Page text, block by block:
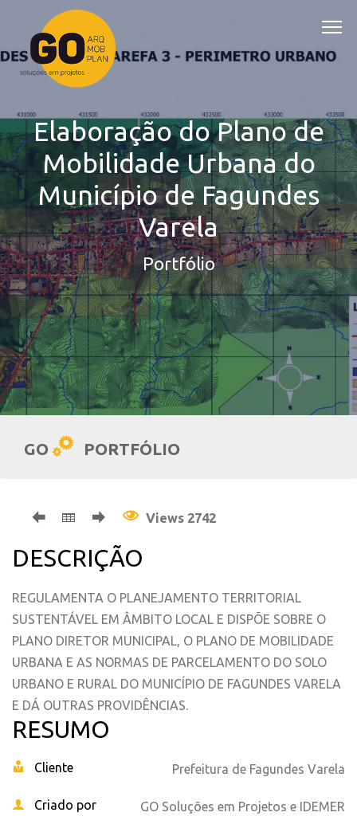
Elaboração do Plano de
Mobilidade Urbana do
Município de Fagundes
Varela
Portfólio
GO PORTFÓLIO
Views 2742
DESCRIÇÃO
REGULAMENTA O PLANEJAMENTO TERRITORIAL
SUSTENTÁVEL EM ÂMBITO LOCAL E DISPÕE SOBRE O
PLANO DIRETOR MUNICIPAL, O PLANO DE MOBILIDADE
URBANA E AS NORMAS DE PARCELAMENTO DO SOLO
URBANO E RURAL DO MUNICÍPIO DE FAGUNDES VARELA
E DÁ OUTRAS PROVIDÊNCIAS.
RESUMO
Cliente Prefeitura de Fagundes Varela
Criado por GO Soluções em Projetos e IDEMER